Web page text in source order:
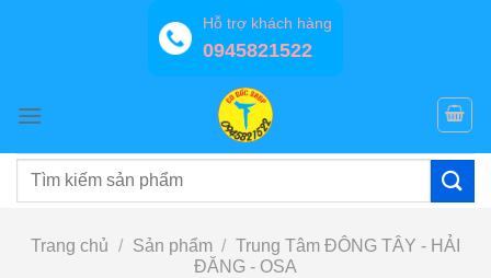
Hỗ trợ khách hàng
0945821522
Tìm
Trang chủ / Sản phẩm / Trung Tâm ĐÔNG TÂY - HẢI
ĐĂNG - OSA